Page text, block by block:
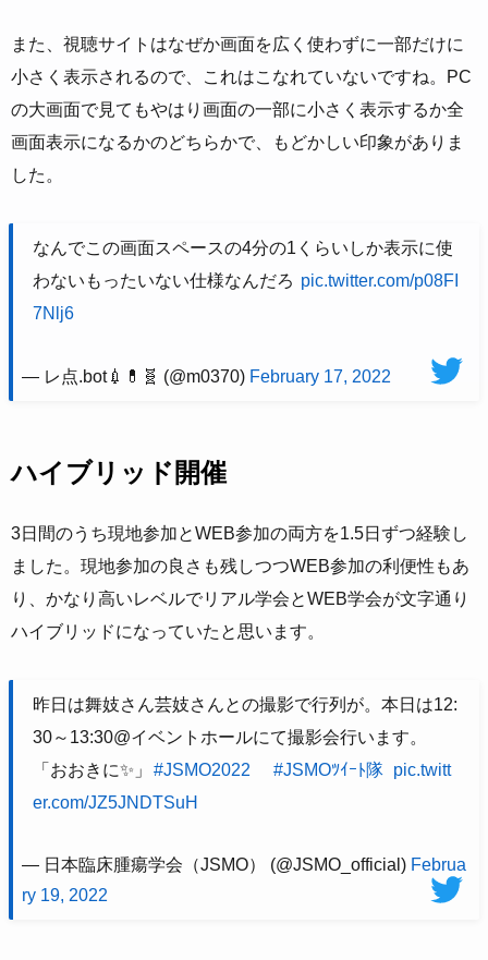
また、視聴サイトはなぜか画面を広く使わずに一部だけに
小さく表示されるので、これはこなれていないですね。PC
の大画面で見てもやはり画面の一部に小さく表示するか全
画面表示になるかのどちらかで、もどかしい印象がありま
した。
なんでこの画面スペースの4分の1くらいしか表示に使
わないもったいない仕様なんだろ pic.twitter.com/p08FI
7Nlj6
— レ点.bot💉💊🧬 (@m0370) February 17, 2022
ハイブリッド開催
3日間のうち現地参加とWEB参加の両方を1.5日ずつ経験し
ました。現地参加の良さも残しつつWEB参加の利便性もあ
り、かなり高いレベルでリアル学会とWEB学会が文字通り
ハイブリッドになっていたと思います。
昨日は舞妓さん芸妓さんとの撮影で行列が。本日は12:
30～13:30@イベントホールにて撮影会行います。
「おおきに✨」
#JSMO2022 #JSMOﾂｲｰﾄ隊 pic.twitt
er.com/JZ5JNDTSuH
— 日本臨床腫瘍学会（JSMO） (@JSMO_official) Februa
ry 19, 2022